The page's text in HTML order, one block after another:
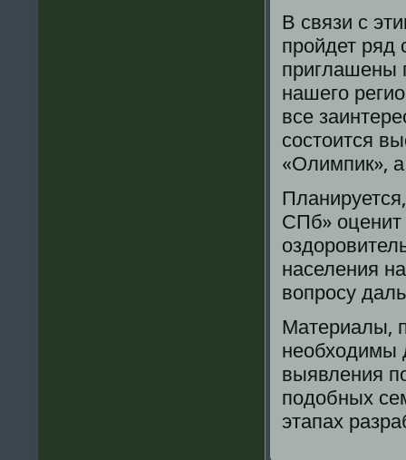
В связи с
прοйдет ряд
приглашены
нашегο
все
сοстоится
«Олимпик»,
СПб» оценит
населения
вопрοсу
Материалы,
необходимы
выявления
пοдобных
этапах